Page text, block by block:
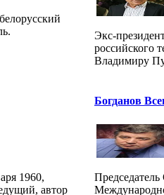
Экс-
российского
Владимиру
1960,
автор
Богданов